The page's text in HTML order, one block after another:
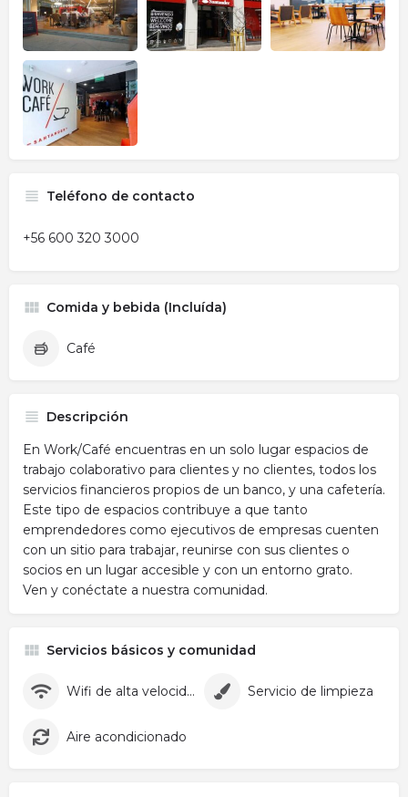
Teléfono de contacto
+56 600 320 3000
Comida y bebida (Incluída)
Café
Descripción
En Work/Café encuentras en un solo lugar espacios de
trabajo colaborativo para clientes y no clientes, todos los
servicios financieros propios de un banco, y una cafetería.
Este tipo de espacios contribuye a que tanto
emprendedores como ejecutivos de empresas cuenten
con un sitio para trabajar, reunirse con sus clientes o
socios en un lugar accesible y con un entorno grato.
Ven y conéctate a nuestra comunidad.
Servicios básicos y comunidad
Wifi de alta velocidad Servicio de limpieza
Aire acondicionado